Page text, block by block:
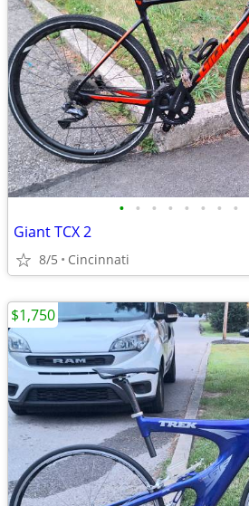
• • • • • • • •
Giant TCX 2
8/5 Cincinnati
$1,750